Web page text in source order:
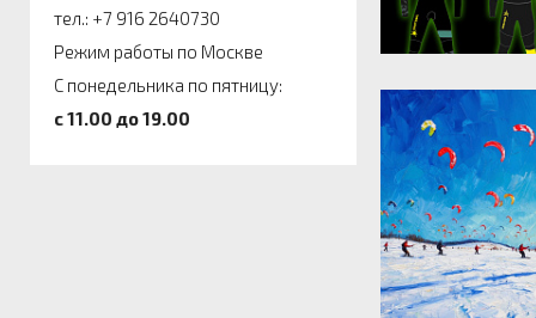
тел.: +7 916 2640730
Режим работы по Москве
С понедельника по пятницу:
c 11.00 до 19.00